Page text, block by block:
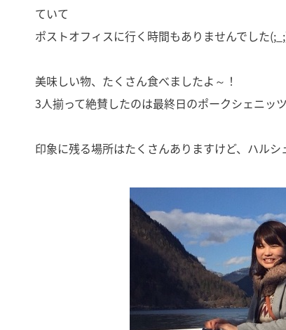
ていて
ポストオフィスに行く時間もありませんでした
美味しい物、たくさん食べましたよ～！
3人揃って絶賛したのは最終日のポークシェニッ
印象に残る場所はたくさんありますけど、ハルシ